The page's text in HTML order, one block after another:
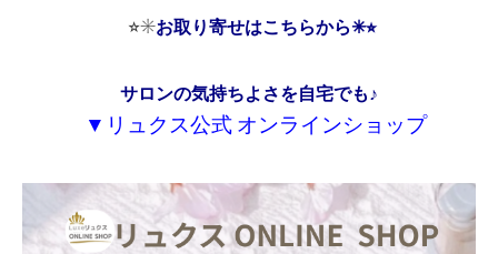
⭐︎✳︎お取り寄せはこちらから✳︎⭐︎
サロンの気持ちよさを自宅でも♪
▼リュクス公式 オンラインショップ